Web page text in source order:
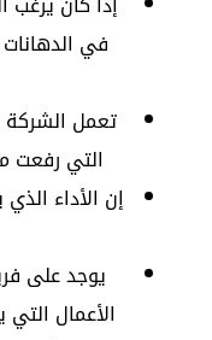
في
تعمل الشركة
التي رفعت
إن الأداء
يوجد على
الأعمال